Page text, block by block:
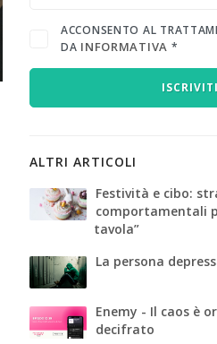
ACCONSENTO AL
DA INFORMATIVA *
ISCRIVITI
ALTRI ARTICOLI
Festività e cibo:
comportamentali
tavola”
La persona
Enemy - Il caos è
decifrato